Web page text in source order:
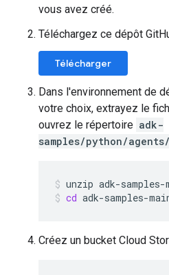
vous avez créé.
Téléchargez ce dépôt
Télécharger
Dans l'environnement de
votre choix, extrayez le
ouvrez le répertoire adk-
samples/python/
unzip adk-
cd adk-samples-
Créez un bucket Cloud